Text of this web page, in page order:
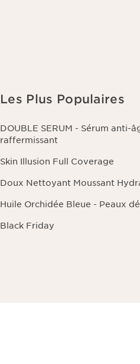
Les Plus Populaires
DOUBLE SERUM - Sérum anti-
raffermissant
Skin Illusion Full Coverage
Doux Nettoyant Moussant
Huile Orchidée Bleue - Peaux
Black Friday